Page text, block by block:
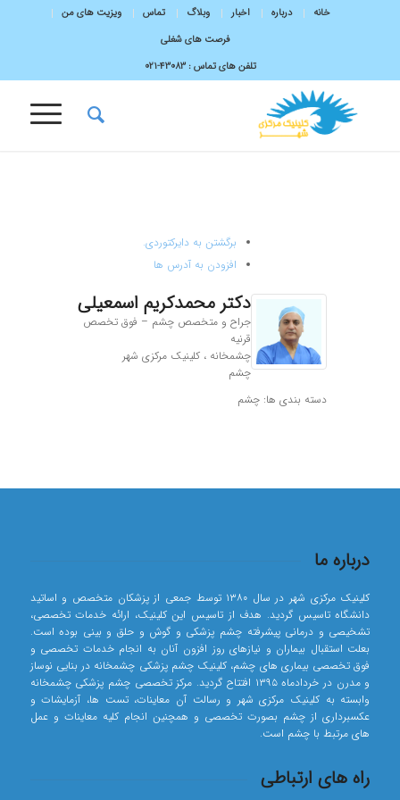
خانه درباره اخبار وبلاگ تماس
ویزیت های من
فرصت های شغلی
تلفن های تماس :43083-۰۲۱
برگشتن به دایرکتوردی.
افزودن به آدرس ها
دکتر محمدکریم اسمعیلی
جراح و متخصص چشم – فوق تخصص
قرنیه
چشمخانه ، کلینیک مرکزی شهر
چشم
دسته بندی ها:چشم
درباره ما
کلینیک مرکزی شهر در سال ۱۳۸۰ توسط جمعی از پزشکان متخصص و اساتید
دانشگاه تاسیس گردید. هدف از تاسیس این کلینیک، ارائه خدمات تخصصی،
تشخیصی و درمانی پیشرفته چشم پزشکی و گوش و حلق و بینی بوده است.
بعلت استقبال بیماران و نیازهای روز افزون آنان به انجام خدمات تخصصی و
فوق تخصصی بیماری های چشم، کلینیک چشم پزشکی چشمخانه در بنایی نوساز
و مدرن در خردادماه ۱۳۹۵ افتتاح گردید. مرکز تخصصی چشم پزشکی چشمخانه
وابسته به کلینیک مرکزی شهر و رسالت آن معاینات، تست ها، آزمایشات و
عکسبرداری از چشم بصورت تخصصی و همچنین انجام کلیه معاینات و عمل
های مرتبط با چشم است.
راه های ارتباطی